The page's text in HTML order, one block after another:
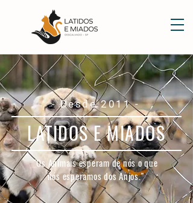
- Desde 2011 -
LATIDOS E MIADOS
"Os Animais esperam de nós o que
nós esperamos dos Anjos."